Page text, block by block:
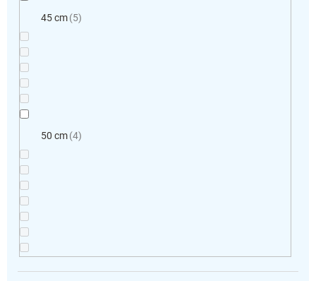
45 cm 5
50 cm 4